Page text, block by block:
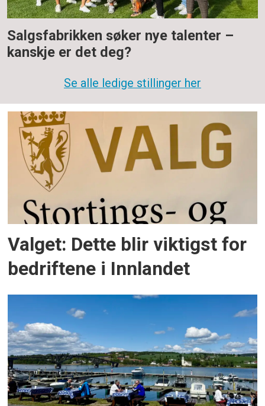
Salgsfabrikken søker nye talenter –
kanskje er det deg?
Se alle ledige stillinger her
Valget: Dette blir viktigst for
bedriftene i Innlandet